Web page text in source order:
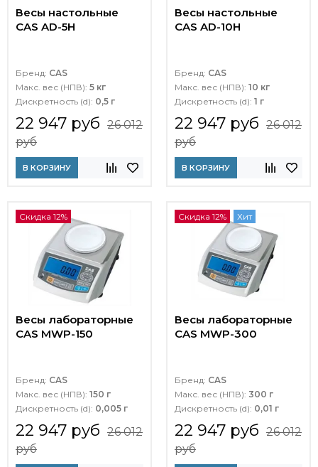
Весы настольные
CAS AD-5H
Бренд: CAS
Макс. вес (НПВ): 5 кг
Дискретность (d): 0,5 г
22 947 руб 26 012
руб
В КОРЗИНУ
Весы настольные
CAS AD-10H
Бренд: CAS
Макс. вес (НПВ): 10 кг
Дискретность (d): 1 г
22 947 руб 26 012
руб
В КОРЗИНУ
Скидка 12%
Весы лабораторные
CAS MWP-150
Бренд: CAS
Макс. вес (НПВ): 150 г
Дискретность (d): 0,005 г
22 947 руб 26 012
руб
Скидка 12% Хит
Весы лабораторные
CAS MWP-300
Бренд: CAS
Макс. вес (НПВ): 300 г
Дискретность (d): 0,01 г
22 947 руб 26 012
руб